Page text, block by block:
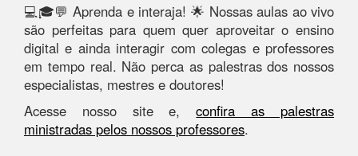
💻🎓💬 Aprenda e interaja! 🌟 Nossas aulas ao vivo
são perfeitas para quem quer aproveitar o ensino
digital e ainda interagir com colegas e professores
em tempo real. Não perca as palestras dos nossos
especialistas, mestres e doutores!
Acesse nosso site e,confira as palestras
ministradas pelos nossos professores.